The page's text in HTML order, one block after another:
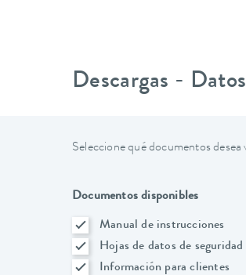
Descargas -
Seleccione qué documentos desea
Documentos disponibles
Manual de instrucciones
Hojas de datos de seguridad
Información para clientes